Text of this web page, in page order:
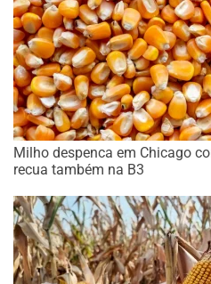
Milho despenca em Chicago
recua também na B3